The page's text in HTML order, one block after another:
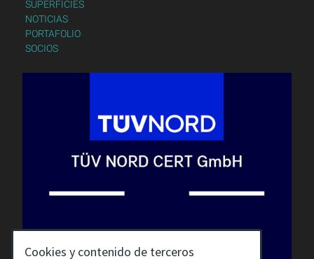
SUPERFICIES
NOTICIAS
PORTAFOLIO
SOCIOS
Cookies y contenido de terceros